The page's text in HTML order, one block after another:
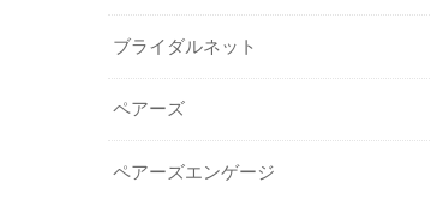
ブライダルネット
ペアーズ
ペアーズエンゲージ